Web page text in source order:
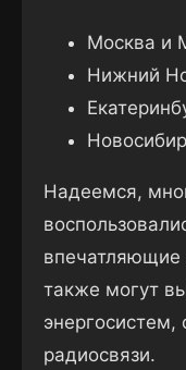
Москва и
Нижний
Надеемся,
впечатляющие
также могут
энергосистем,
радиосвязи.